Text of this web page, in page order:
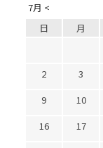
7月 <
日 月
2
3
9
10
16
17